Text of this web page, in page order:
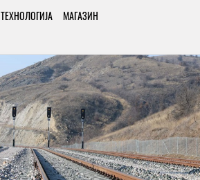
ТЕХНОЛОГИЈА МАГАЗИН